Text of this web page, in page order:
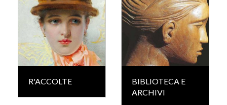
R'ACCOLTE
BIBLIOTECA E
ARCHIVI